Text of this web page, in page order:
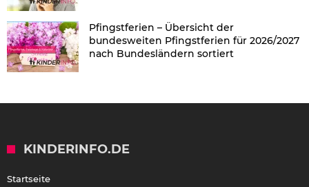
Pfingstferien – Übersicht der
bundesweiten Pfingstferien für 2026/2027
nach Bundesländern sortiert
KINDERINFO.DE
Startseite